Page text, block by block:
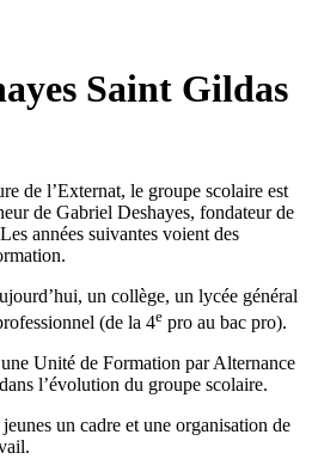
Saint Gildas
de l’Externat, le groupe scolaire est
de Gabriel Deshayes, fondateur de
années suivantes voient des
un collège, un lycée général
(de la 4e pro au bac pro).
Unité de Formation par Alternance
l’évolution du groupe scolaire.
un cadre et une organisation de